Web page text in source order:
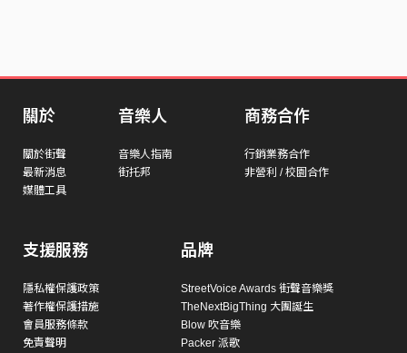
關於
關於街聲
最新消息
媒體工具
音樂人
音樂人指南
街托邦
商務合作
行銷業務合作
非營利 / 校園合作
支援服務
隱私權保護政策
著作權保護措施
會員服務條款
免責聲明
品牌
StreetVoice Awards 街聲音樂獎
TheNextBigThing 大團誕生
Blow 吹音樂
Packer 派歌